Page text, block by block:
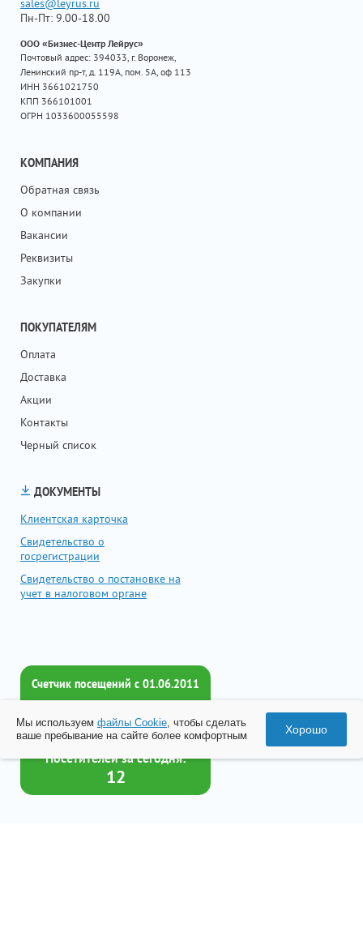
sales@leyrus.ru
Пн-Пт: 9.00-18.00
ООО «Бизнес-Центр Лейрус»
Почтовый адрес: 394033, г. Воронеж,
Ленинский пр-т, д. 119А, пом. 5А, оф 113
ИНН 3661021750
КПП 366101001
ОГРН 1033600055598
КОМПАНИЯ
Обратная связь
О компании
Вакансии
Реквизиты
Закупки
ПОКУПАТЕЛЯМ
Оплата
Доставка
Акции
Контакты
Черный список
ДОКУМЕНТЫ
Клиентская карточка
Свидетельство о
госрегистрации
Свидетельство о постановке на
учет в налоговом органе
Счетчик посещений c 01.06.2011
Всего посетителей:
2016473
Посетителей за сегодня:
12
Мы используем файлы Cookie, чтобы сделать
ваше пребывание на сайте более комфортным
Хорошо